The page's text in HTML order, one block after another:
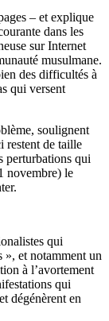
– et explique
dans les
sur Internet
musulmane.
des difficultés à
qui versent
soulignent
restent de taille
perturbations qui
novembre) le
qui
», et notamment un
à l’avortement
qui
dégénèrent en